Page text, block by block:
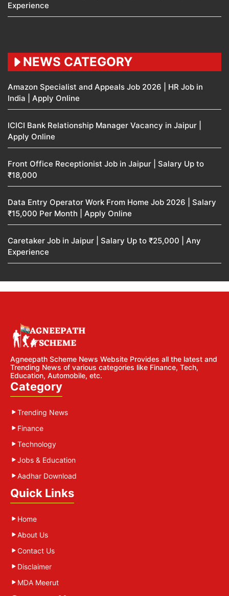
Experience
NEWS CATEGORY
Amazon Specialist and Appeals Job 2026 | HR Job in
India | Apply Online
ICICI Bank Relationship Manager Vacancy in Jaipur |
Apply Online
Front Office Receptionist Job in Jaipur | Salary Up to
₹18,000
Data Entry Operator Work From Home Job 2026 | Salary
₹15,000 Per Month | Apply Online
Caretaker Job in Jaipur | Salary Up to ₹25,000 | Any
Experience
Agneepath Scheme News Website Provides all the latest and
Trending News of various categories like Finance, Tech,
Education, Automobile, etc.
Category
Trending News
Finance
Technology
Jobs & Education
Aadhar Download
Quick Links
Home
About Us
Contact Us
Disclaimer
MDA Meerut